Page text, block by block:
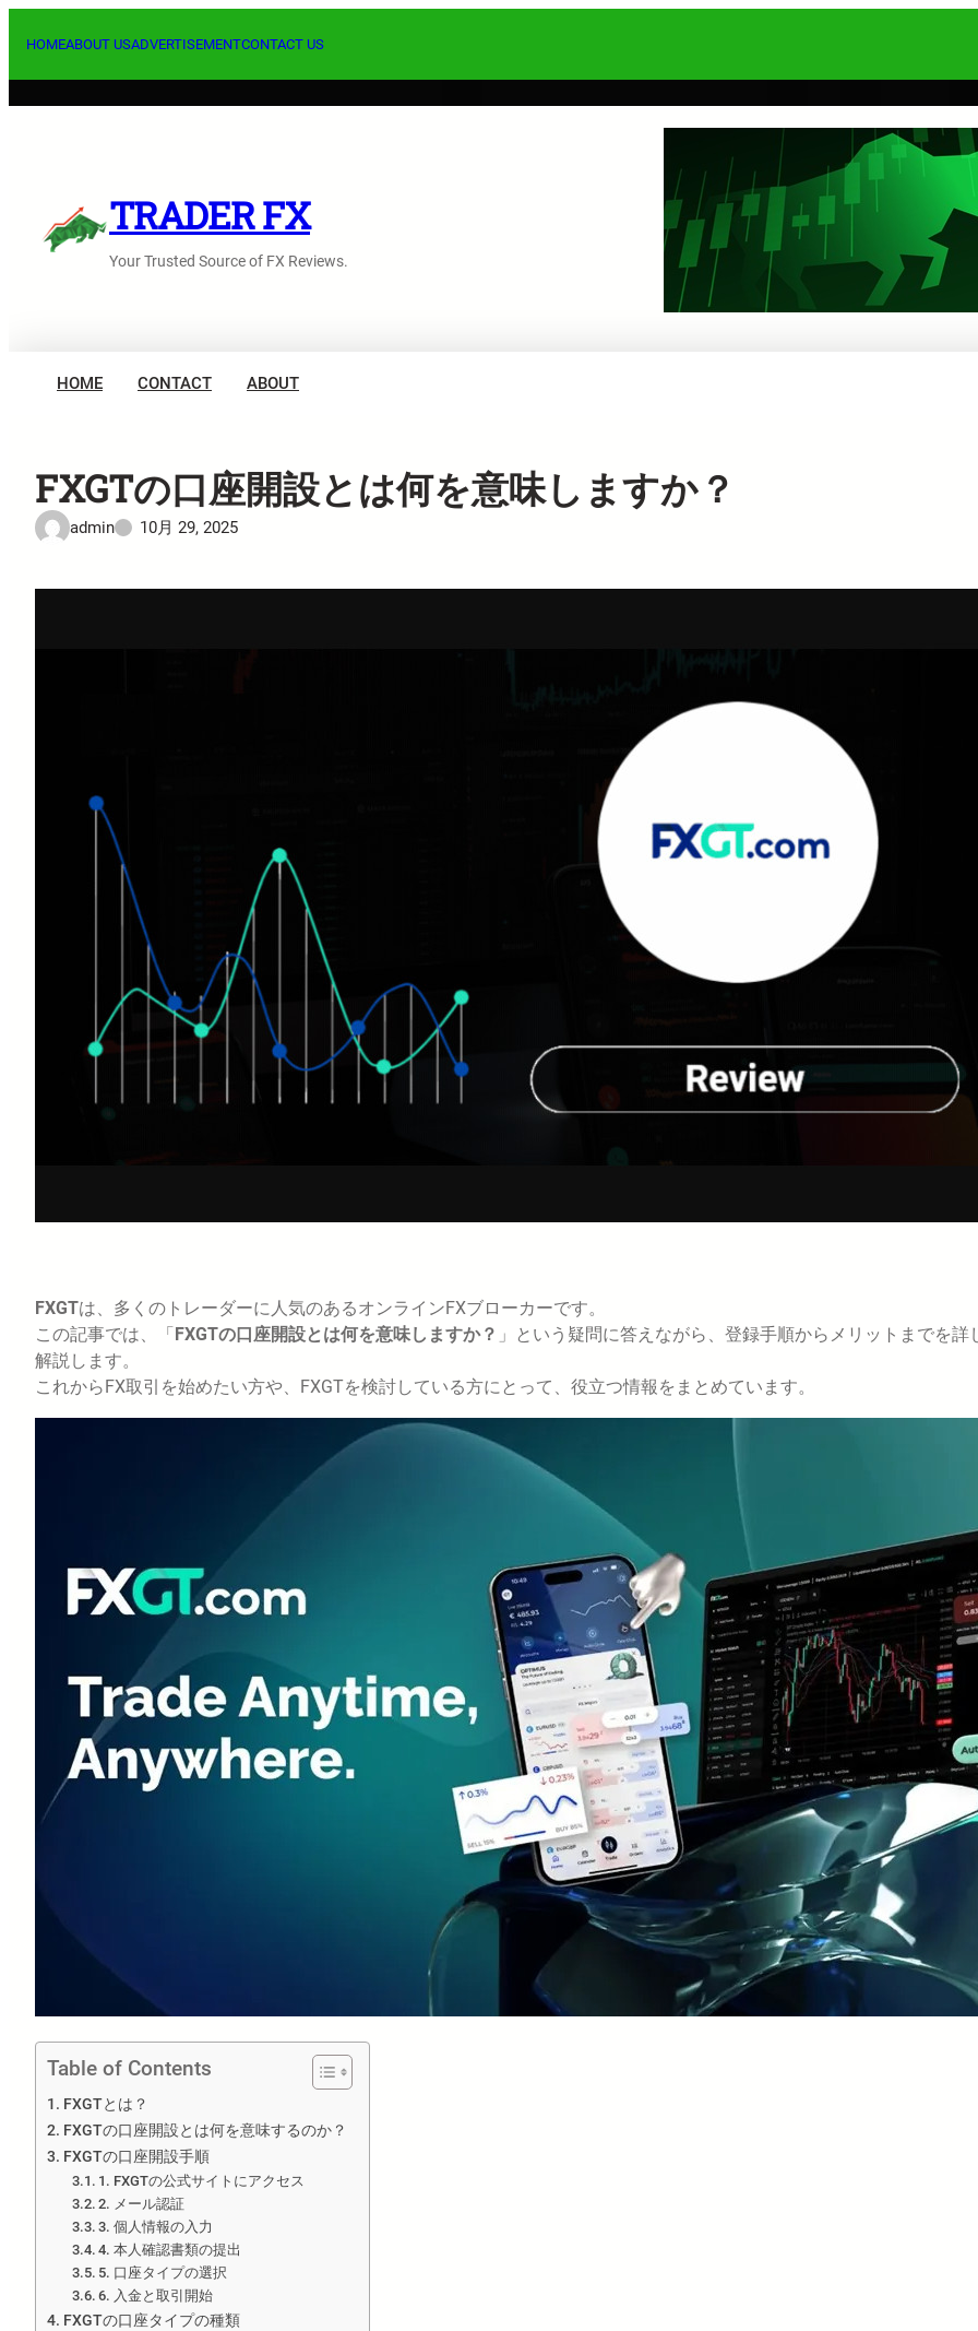
HOMEABOUT USADVERTISEMENTCONTACT US
TRADER FX
Your Trusted Source of FX Reviews.
HOME CONTACT ABOUT
FXGTの口座開設とは何を意味しますか？
admin 10月 29, 2025
FXGTは、多くのトレーダーに人気のあるオンラインFXブローカーです。
この記事では、「FXGTの口座開設とは何を意味しますか？ 」という疑問に答えながら、登録手順からメリットまでを詳
解説します。
これからFX取引を始めたい方や、FXGTを検討している方にとって、役立つ情報をまとめています。
Table of Contents
FXGTとは？
FXGTの口座開設とは何を意味するのか？
FXGTの口座開設手順
1. FXGTの公式サイトにアクセス
2. メール認証
3. 個人情報の入力
4. 本人確認書類の提出
5. 口座タイプの選択
6. 入金と取引開始
FXGTの口座タイプの種類